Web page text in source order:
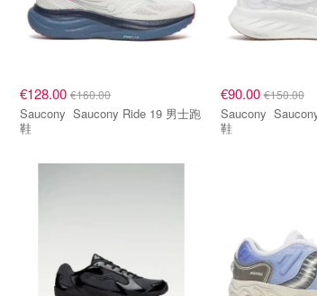
€128.00 €160.00
Saucony Saucony Ride 19 男士跑
鞋
€90.00€150.00
Saucony Saucony Ride 18 女士跑
鞋